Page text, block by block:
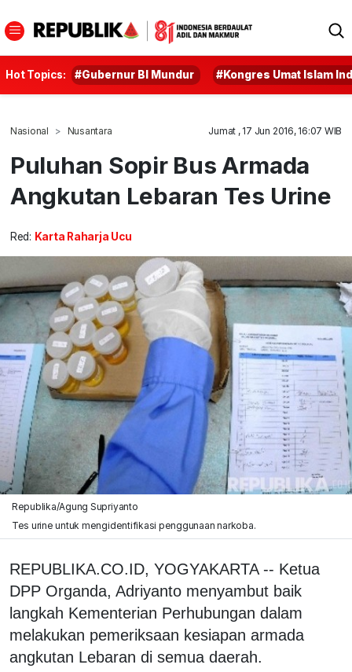
Hot Topics: #Gubernur BI Mundur #Kongres Umat Islam
Nasional Nusantara Jumat , 17 Jun 2016, 16:07 WIB
Puluhan Sopir Bus Armada
Angkutan Lebaran Tes Urine
Red: Karta Raharja Ucu
Republika/Agung Supriyanto
Tes urine untuk mengidentifikasi penggunaan narkoba.
REPUBLIKA.CO.ID, YOGYAKARTA -- Ketua
DPP Organda, Adriyanto menyambut baik
langkah Kementerian Perhubungan dalam
melakukan pemeriksaan kesiapan armada
angkutan Lebaran di semua daerah.